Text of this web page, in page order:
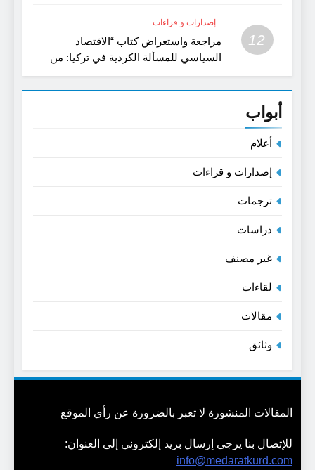
12
إصدارات و قراءات
مراجعة واستعراض كتاب “الاقتصاد
السياسي للمسألة الكردية في تركيا: من
الامبراطورية العثمانية الى الجمهورية
التركية”
أبواب
أعلام
إصدارات و قراءات
ترجمات
دراسات
غير مصنف
لقاءات
مقالات
وثائق
المقالات المنشورة لا تعبر بالضرورة عن رأي الموقع
للإتصال بنا يرجى إرسال بريد إلكتروني إلى العنوان:
info@medaratkurd.com